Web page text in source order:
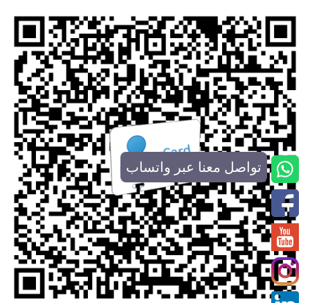
تواصل معنا عبر واتساب